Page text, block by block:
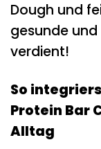
Dough und
gesunde und
verdient!
So
Protein Bar
Alltag